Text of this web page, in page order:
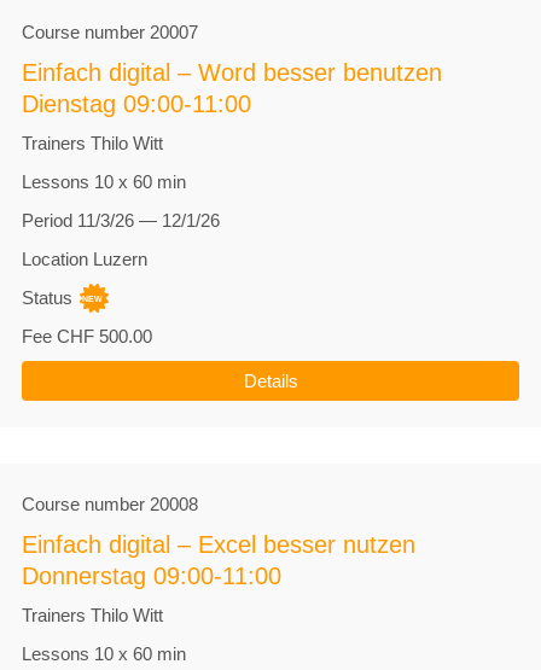
Course number 20007
Einfach digital – Word besser benutzen
Dienstag 09:00-11:00
Trainers Thilo Witt
Lessons 10 x 60 min
Period 11/3/26 — 12/1/26
Location Luzern
Status
Fee CHF 500.00
Details
Course number 20008
Einfach digital – Excel besser nutzen
Donnerstag 09:00-11:00
Trainers Thilo Witt
Lessons 10 x 60 min